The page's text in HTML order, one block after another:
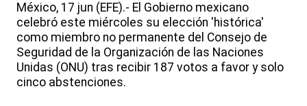
México, 17 jun (EFE).- El Gobierno mexicano
celebró este miércoles su elección 'histórica'
como miembro no permanente del Consejo de
Seguridad de la Organización de las Naciones
Unidas (ONU) tras recibir 187 votos a favor y solo
cinco abstenciones.